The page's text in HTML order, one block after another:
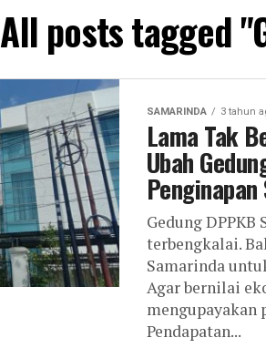
All posts tagged
SAMARINDA 3 tahun
Lama Tak
Ubah
Gedung
terbengkalai.
Samarinda
Agar bernilai
Pendapatan...